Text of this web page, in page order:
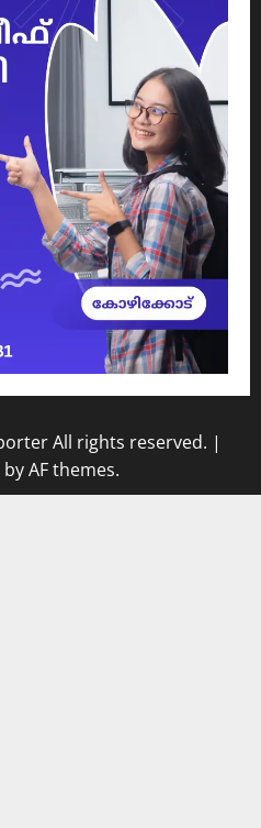
All rights reserved. |
by AF themes.